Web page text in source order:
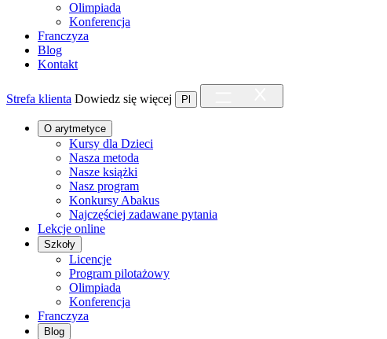
Olimpiada
Konferencja
Franczyza
Blog
Kontakt
Strefa klienta Dowiedz się więcej Pl
O arytmetyce
Kursy dla Dzieci
Nasza metoda
Nasze książki
Nasz program
Konkursy Abakus
Najczęściej zadawane pytania
Lekcje online
Szkoły
Licencje
Program pilotażowy
Olimpiada
Konferencja
Franczyza
Blog